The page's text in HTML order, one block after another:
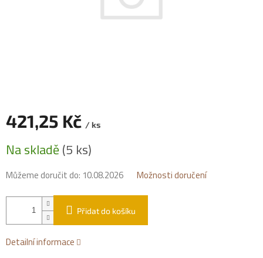
421,25 Kč / ks
cena:
Na skladě(5 ks)
Můžeme doručit do: 10.08.2026 Možnosti doručení
Přidat do košíku
Detailní informace